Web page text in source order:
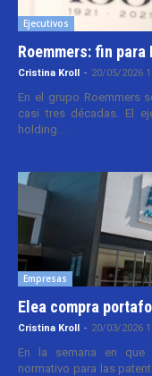
Ejecutivos
Roemmers: fin para
Cristina Kroll - 20/05/2026
En el grupo Roemmers
casi tres décadas. El
holding...
Empresas
Elea compra
Cristina Kroll - 20/03/2026
En la semana en que
normativo para las